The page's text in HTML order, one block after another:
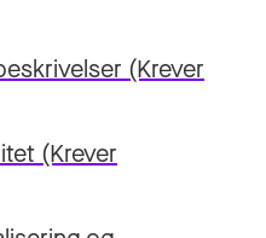
(Krever
(Krever